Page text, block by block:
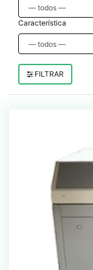
Característica
FILTRAR